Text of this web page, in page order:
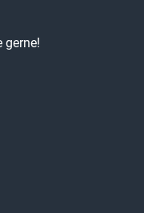
gerne!